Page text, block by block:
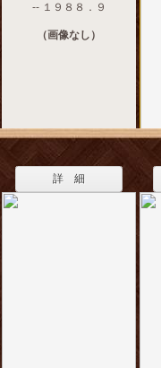
-- １９８８．９
（画像なし）
詳 細